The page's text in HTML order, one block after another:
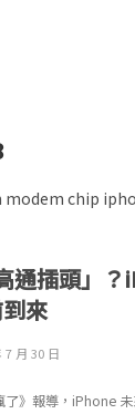
通插頭」
來
7 月 30 日
了》報導，iPhone